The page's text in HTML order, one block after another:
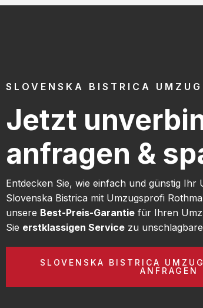
SLOVENSKA BISTRICA
Jetzt
anfragen &
Entdecken Sie, wie einfach und günstig Ihr
Slovenska Bistrica mit Umzugsprofi
unsere Best-Preis-Garantie für Ihren
Sie erstklassigen Service zu
SLOVENSKA BISTRICA
ANFRAGEN